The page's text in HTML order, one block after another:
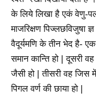
के लिये लिखा है एकं वेणु-
माजरिक्षण पिज्लछविजुषा
वैदूर्यमणि के तीन भेद है-
समान कान्ति हो | दूसरी
जैसी हो | तीसरी वह
पिगल वर्ण की छाया हो |